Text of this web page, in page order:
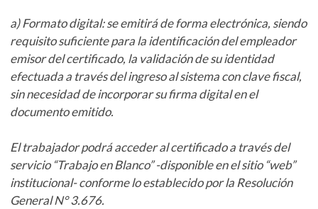
a) Formato digital: se emitirá de forma electrónica, siendo
requisito suficiente para la identificación del empleador
emisor del certificado, la validación de su identidad
efectuada a través del ingreso al sistema con clave fiscal,
sin necesidad de incorporar su firma digital en el
documento emitido.
El trabajador podrá acceder al certificado a través del
servicio “Trabajo en Blanco” -disponible en el sitio “web”
institucional- conforme lo establecido por la Resolución
General N° 3.676.